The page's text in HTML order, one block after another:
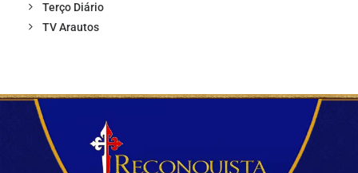
Terço Diário
TV Arautos